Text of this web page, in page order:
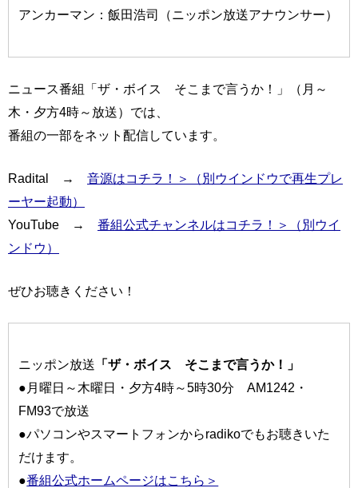
アンカーマン：飯田浩司（ニッポン放送アナウンサー）
ニュース番組「ザ・ボイス そこまで言うか！」（月～
木・夕方4時～放送）では、
番組の一部をネット配信しています。
Radital → 音源はコチラ！＞（別ウインドウで再生プレ
ーヤー起動）
YouTube → 番組公式チャンネルはコチラ！＞（別ウイ
ンドウ）
ぜひお聴きください！
ニッポン放送 「ザ・ボイス そこまで言うか！」
●月曜日～木曜日・夕方4時～5時30分 AM1242・
FM93で放送
●パソコンやスマートフォンからradikoでもお聴きいた
だけます。
●番組公式ホームページはこちら＞